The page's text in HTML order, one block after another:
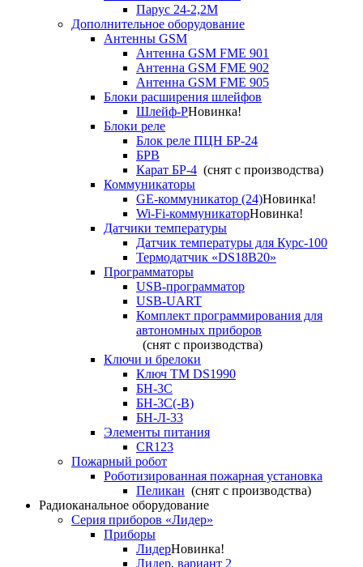
Парус 24-2,2М
Дополнительное оборудование
Антенны GSM
Антенна GSM FME 901
Антенна GSM FME 902
Антенна GSM FME 905
Блоки расширения шлейфов
Шлейф-РНовинка!
Блоки реле
Блок реле ПЦН БР-24
БРВ
Карат БР-4 (снят с производства)
Коммуникаторы
GE-коммуникатор (24)Новинка!
Wi-Fi-коммуникаторНовинка!
Датчики температуры
Датчик температуры для Курс-100
Термодатчик «DS18B20»
Программаторы
USB-программатор
USB-UART
Комплект программирования для
автономных приборов
(снят с производства)
Ключи и брелоки
Ключ TM DS1990
БН-3С
БН-3С(-В)
БН-Л-33
Элементы питания
CR123
Пожарный робот
Роботизированная пожарная установка
Пеликан (снят с производства)
Радиоканальное оборудование
Серия приборов «Лидер»
Приборы
ЛидерНовинка!
Лидер, вариант 2